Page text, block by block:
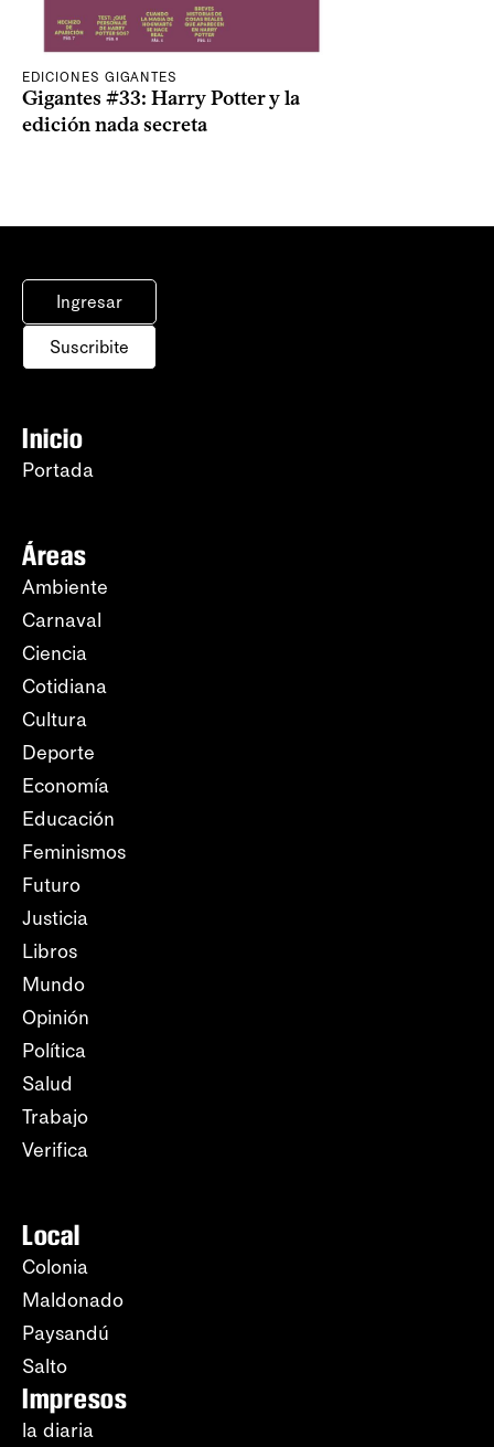
EDICIONES GIGANTES
Gigantes #33: Harry Potter y la
edición nada secreta
Ingresar
Suscribite
Inicio
Portada
Áreas
Ambiente
Carnaval
Ciencia
Cotidiana
Cultura
Deporte
Economía
Educación
Feminismos
Futuro
Justicia
Libros
Mundo
Opinión
Política
Salud
Trabajo
Verifica
Local
Colonia
Maldonado
Paysandú
Salto
Impresos
la diaria